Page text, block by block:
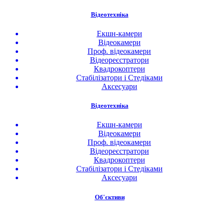
Відеотехніка
Екшн-камери
Відеокамери
Проф. відеокамери
Відеореєстратори
Квадрокоптери
Стабілізатори і Стедіками
Аксесуари
Відеотехніка
Екшн-камери
Відеокамери
Проф. відеокамери
Відеореєстратори
Квадрокоптери
Стабілізатори і Стедіками
Аксесуари
Об'єктиви